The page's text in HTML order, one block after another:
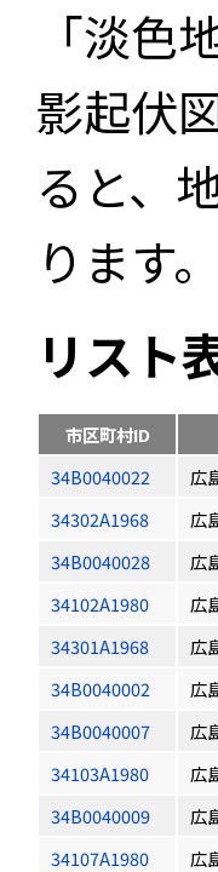
「淡
影起伏
ると、
ります。
リスト
市区町村ID
34B0040022
広
34302A1968
広
34B0040028
広
34102A1980
広
34301A1968
広
34B0040002
広
34B0040007
広
34103A1980
広
34B0040009
広
34107A1980
広